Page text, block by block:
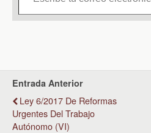
Entrada Anterior
Ley 6/2017 De Reformas
Urgentes Del Trabajo
Autónomo (VI)